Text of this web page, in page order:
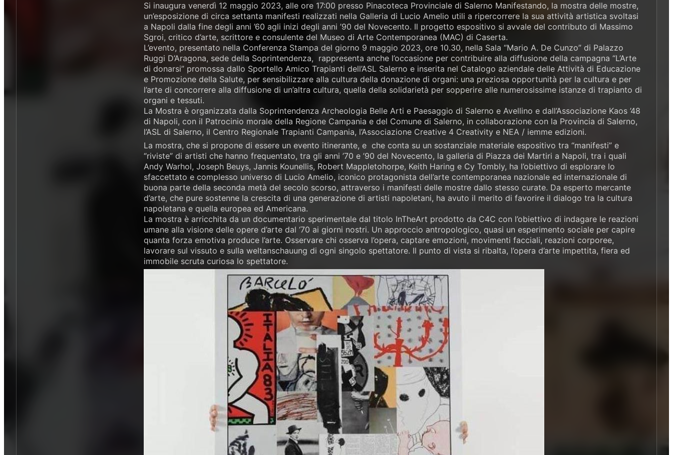
Si inaugura venerdì 12 maggio 2023, alle ore 17:00 presso Pinacoteca Provinciale di Salerno Manifestando, la mostra delle mostre,
un’esposizione di circa settanta manifesti realizzati nella Galleria di Lucio Amelio utili a ripercorrere la sua attività artistica svoltasi
a Napoli dalla fine degli anni ’60 agli inizi degli anni ’90 del Novecento. Il progetto espositivo si avvale del contributo di Massimo
Sgroi, critico d’arte, scrittore e consulente del Museo di Arte Contemporanea (MAC) di Caserta.
L’evento, presentato nella Conferenza Stampa del giorno 9 maggio 2023, ore 10.30, nella Sala “Mario A. De Cunzo” di Palazzo
Ruggi D’Aragona, sede della Soprintendenza, rappresenta anche l’occasione per contribuire alla diffusione della campagna “L’Arte
di donarsi” promossa dallo Sportello Amico Trapianti dell’ASL Salerno e inserita nel Catalogo aziendale delle Attività di Educazione
e Promozione della Salute, per sensibilizzare alla cultura della donazione di organi: una preziosa opportunità per la cultura e per
l’arte di concorrere alla diffusione di un’altra cultura, quella della solidarietà per sopperire alle numerosissime istanze di trapianto di
organi e tessuti.
La Mostra è organizzata dalla Soprintendenza Archeologia Belle Arti e Paesaggio di Salerno e Avellino e dall’Associazione Kaos ’48
di Napoli, con il Patrocinio morale della Regione Campania e del Comune di Salerno, in collaborazione con la Provincia di Salerno,
l’ASL di Salerno, il Centro Regionale Trapianti Campania, l’Associazione Creative 4 Creativity e NEA / iemme edizioni.
La mostra, che si propone di essere un evento itinerante, e che conta su un sostanziale materiale espositivo tra “manifesti” e
“riviste” di artisti che hanno frequentato, tra gli anni ’70 e ’90 del Novecento, la galleria di Piazza dei Martiri a Napoli, tra i quali
Andy Warhol, Joseph Beuys, Jannis Kounellis, Robert Mappletohorpe, Keith Haring e Cy Tombly, ha l’obiettivo di esplorare lo
sfaccettato e complesso universo di Lucio Amelio, iconico protagonista dell’arte contemporanea nazionale ed internazionale di
buona parte della seconda metà del secolo scorso, attraverso i manifesti delle mostre dallo stesso curate. Da esperto mercante
d’arte, che pure sostenne la crescita di una generazione di artisti napoletani, ha avuto il merito di favorire il dialogo tra la cultura
napoletana e quella europea ed Americana.
La mostra è arricchita da un documentario sperimentale dal titolo InTheArt prodotto da C4C con l’obiettivo di indagare le reazioni
umane alla visione delle opere d’arte dal ‘70 ai giorni nostri. Un approccio antropologico, quasi un esperimento sociale per capire
quanta forza emotiva produce l’arte. Osservare chi osserva l’opera, captare emozioni, movimenti facciali, reazioni corporee,
lavorare sul vissuto e sulla weltanschauung di ogni singolo spettatore. Il punto di vista si ribalta, l’opera d’arte impettita, fiera ed
immobile scruta curiosa lo spettatore.